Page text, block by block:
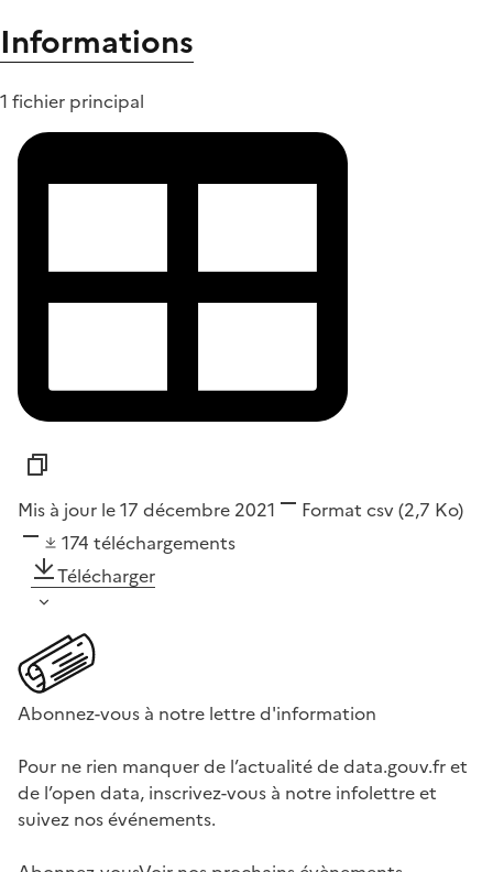
Informations
1 fichier principal
Mis à jour le 17 décembre 2021 Format csv(2,7 Ko)
174 téléchargements
Télécharger
Abonnez-vous à notre lettre d'information
Pour ne rien manquer de l’actualité de data.gouv.fr et
de l’open data, inscrivez-vous à notre infolettre et
suivez nos événements.